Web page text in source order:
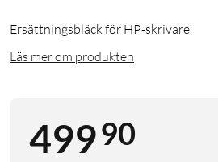
Ersättningsbläck för HP-skrivare
Läs mer om produkten
49990